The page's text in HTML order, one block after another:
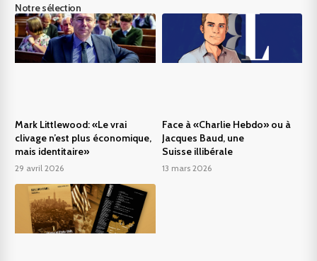
Notre sélection
Mark Littlewood: «Le vrai
clivage n’est plus économique,
mais identitaire»
29 avril 2026
Face à «Charlie Hebdo» ou à
Jacques Baud, une
Suisse illibérale
13 mars 2026